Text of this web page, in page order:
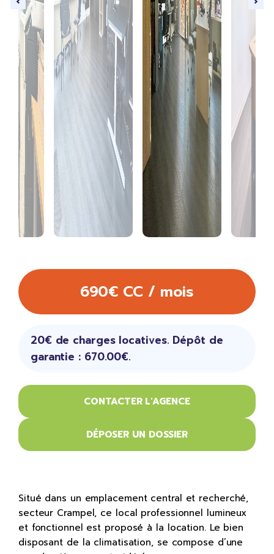
690€ CC / mois
20€ de charges locatives. Dépôt de
garantie : 670.00€.
CONTACTER L'AGENCE
DÉPOSER UN DOSSIER
Situé dans un emplacement central et recherché,
secteur Crampel, ce local professionnel lumineux
et fonctionnel est proposé à la location. Le bien
disposant de la climatisation, se compose d’une